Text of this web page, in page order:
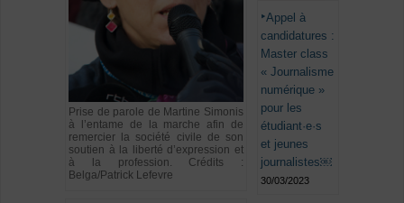
Prise de parole de Martine Simonis
à l’entame de la marche afin de
remercier la société civile de son
soutien à la liberté d’expression et
à la profession. Crédits :
Belga/Patrick Lefevre
Appel à
candidatures :
Master class
« Journalisme
numérique »
pour les
étudiant·e·s
et jeunes
journalistes￼
30/03/2023